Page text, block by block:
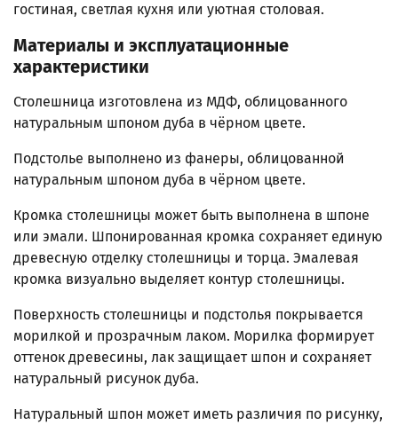
гостиная, светлая кухня или уютная столовая.
Материалы и эксплуатационные
характеристики
Столешница изготовлена из МДФ, облицованного
натуральным шпоном дуба в чёрном цвете.
Подстолье выполнено из фанеры, облицованной
натуральным шпоном дуба в чёрном цвете.
Кромка столешницы может быть выполнена в шпоне
или эмали. Шпонированная кромка сохраняет единую
древесную отделку столешницы и торца. Эмалевая
кромка визуально выделяет контур столешницы.
Поверхность столешницы и подстолья покрывается
морилкой и прозрачным лаком. Морилка формирует
оттенок древесины, лак защищает шпон и сохраняет
натуральный рисунок дуба.
Натуральный шпон может иметь различия по рисунку,